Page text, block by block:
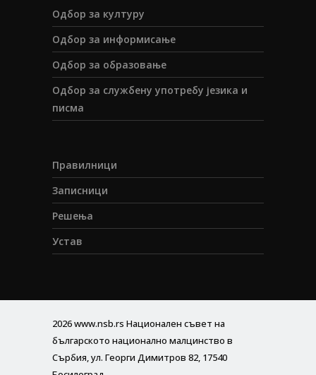
Одбор за културу
Одбор за информисање
Одбор за образовање
Одбор за службену употребу језика и
писма
Правилници
Записници
Решења
Устав
2026www.nsb.rs Национален съвет на
българското национално малцинство в
Сърбия, ул. Георги Димитров 82, 17540